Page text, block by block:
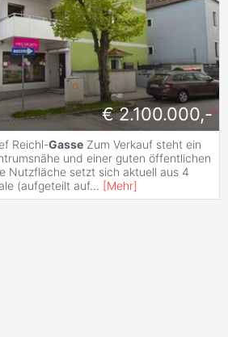
€ 2.100.000,-
Reichl-Gasse Zum Verkauf steht ein
und einer guten öffentlichen
Nutzfläche setzt sich aktuell aus 4
(aufgeteilt auf... [Mehr]